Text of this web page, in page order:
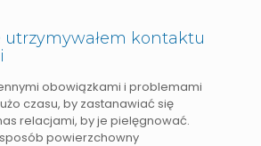
utrzymywałem kontaktu
obowiązkami i problemami
czasu, by zastanawiać się
relacjami, by je pielęgnować.
powierzchowny